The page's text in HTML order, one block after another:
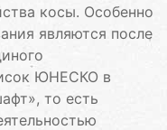
косы. Особенно
являются после
ЮНЕСКО в
то есть